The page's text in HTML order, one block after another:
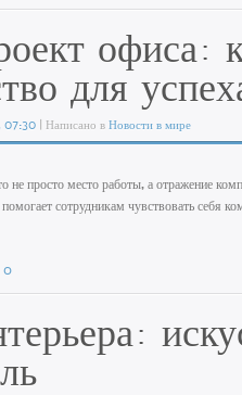
офиса:
для
07:30 | Написано вНовости в мире
просто место работы, а отражение
сотрудникам чувствовать себя
0